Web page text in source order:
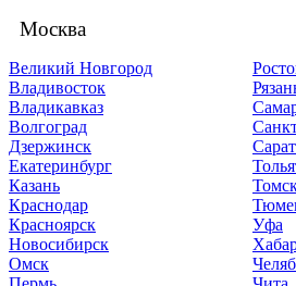
Москва
Великий Новгород
Владивосток
Владикавказ
Волгоград
Дзержинск
Екатеринбург
Казань
Краснодар
Красноярск
Новосибирск
Омск
Уфа